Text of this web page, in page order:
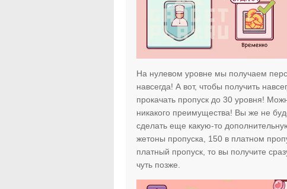
На нулевом уровне мы получаем
навсегда! А вот, чтобы получить
прокачать пропуск до 30 уровня!
никакого преимущества! Вы же не
сделать еще какую-то
жетоны пропуска, 150 в платном
платный пропуск, то вы получите
чуть позже.